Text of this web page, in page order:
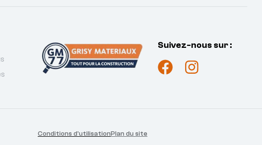
Suivez-nous sur :
Conditions d'utilisationPlan du site